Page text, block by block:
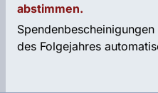
abstimmen.
des Folgejahres